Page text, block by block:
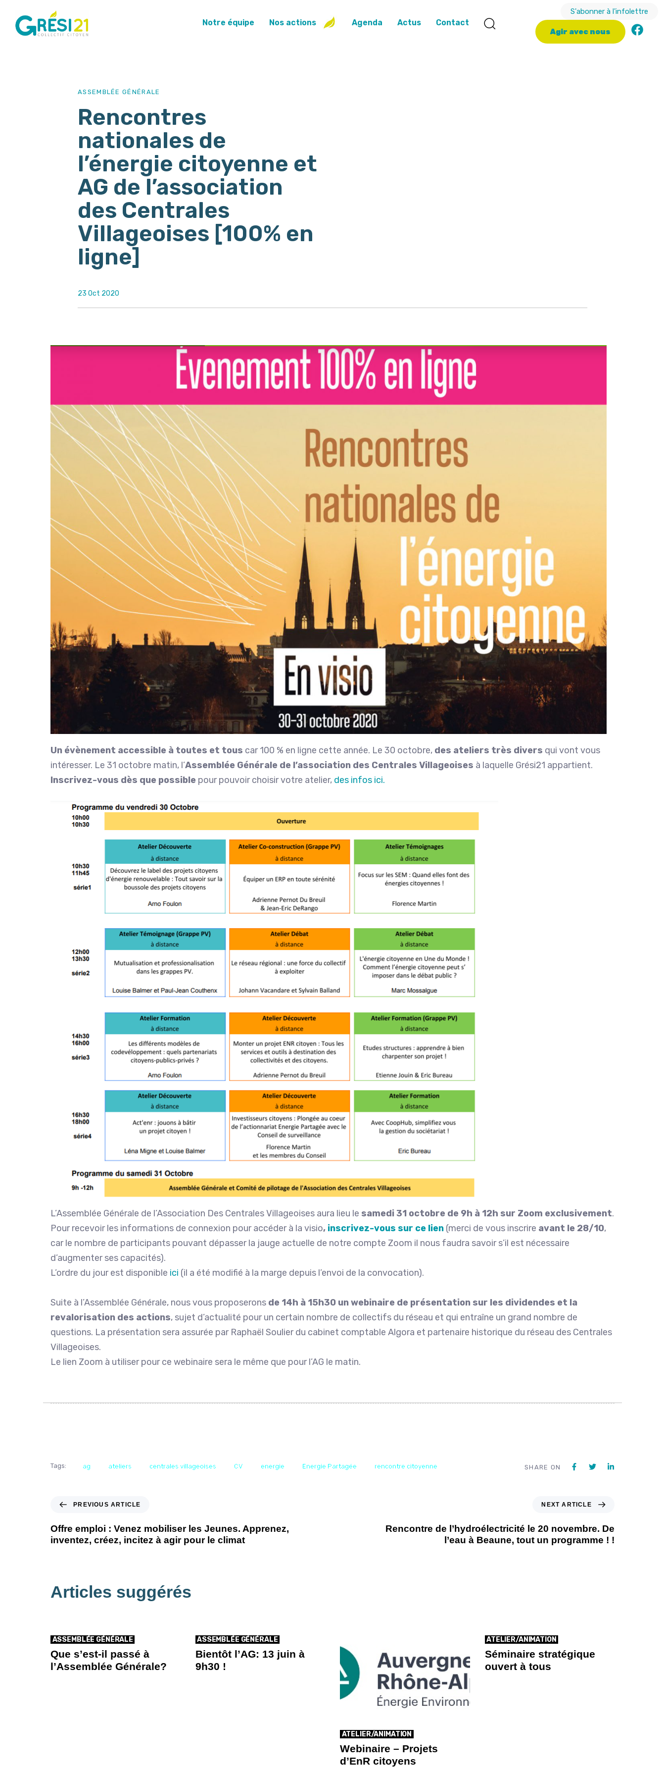
Notre équipe Nos actions Agenda Actus Contact
S'abonner à l'infolettre
Agir avec nous
ASSEMBLÉE GÉNÉRALE
Rencontres
nationales de
l’énergie citoyenne et
AG de l’association
des Centrales
Villageoises [100% en
ligne]
23 Oct 2020
Un évènement accessible à toutes et tous car 100 % en ligne cette année. Le 30 octobre, des ateliers très divers qui vont vous
intéresser. Le 31 octobre matin, l’Assemblée Générale de l’association des Centrales Villageoises à laquelle Grési21 appartient.
Inscrivez-vous dès que possible pour pouvoir choisir votre atelier, des infos ici.
L’Assemblée Générale de l’Association Des Centrales Villageoises aura lieu le samedi 31 octobre de 9h à 12h sur Zoom exclusivement.
Pour recevoir les informations de connexion pour accéder à la visio, inscrivez-vous sur ce lien (merci de vous inscrire avant le 28/10,
car le nombre de participants pouvant dépasser la jauge actuelle de notre compte Zoom il nous faudra savoir s’il est nécessaire
d’augmenter ses capacités).
L’ordre du jour est disponible ici (il a été modifié à la marge depuis l’envoi de la convocation).
Suite à l’Assemblée Générale, nous vous proposerons de 14h à 15h30 un webinaire de présentation sur les dividendes et la
revalorisation des actions, sujet d’actualité pour un certain nombre de collectifs du réseau et qui entraîne un grand nombre de
questions. La présentation sera assurée par Raphaël Soulier du cabinet comptable Algora et partenaire historique du réseau des Centrales
Villageoises.
Le lien Zoom à utiliser pour ce webinaire sera le même que pour l’AG le matin.
Tags: ag ateliers centrales villageoises CV energie Energie Partagée rencontre citoyenne SHARE ON
PREVIOUS ARTICLE
Offre emploi : Venez mobiliser les Jeunes. Apprenez,
inventez, créez, incitez à agir pour le climat
NEXT ARTICLE
Rencontre de l’hydroélectricité le 20 novembre. De
l’eau à Beaune, tout un programme ! !
Articles suggérés
ASSEMBLÉE GÉNÉRALE
Que s’est-il passé à
l’Assemblée Générale?
ASSEMBLÉE GÉNÉRALE
Bientôt l’AG: 13 juin à
9h30 !
ATELIER/ANIMATION
Webinaire – Projets
d’EnR citoyens
ATELIER/ANIMATION
Séminaire stratégique
ouvert à tous